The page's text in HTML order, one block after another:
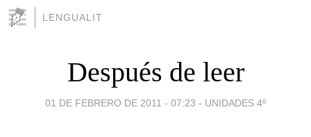
LENGUALIT
Después de leer
01 DE FEBRERO DE 2011 - 07:23 - UNIDADES 4º